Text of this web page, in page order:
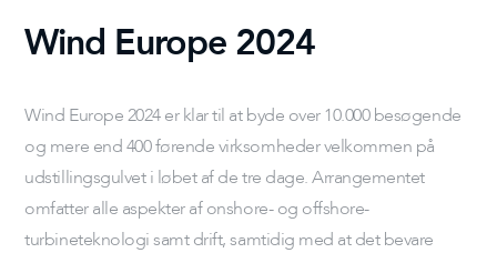
Wind Europe 2024
Wind Europe 2024 er klar til at byde over 10.000 besøgende
og mere end 400 førende virksomheder velkommen på
udstillingsgulvet i løbet af de tre dage. Arrangementet
omfatter alle aspekter af onshore- og offshore-
turbineteknologi samt drift, samtidig med at det bevare